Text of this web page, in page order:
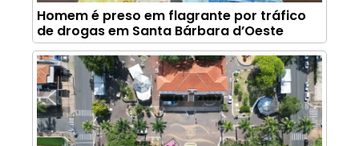
Homem é preso em flagrante por tráfico
de drogas em Santa Bárbara d’Oeste